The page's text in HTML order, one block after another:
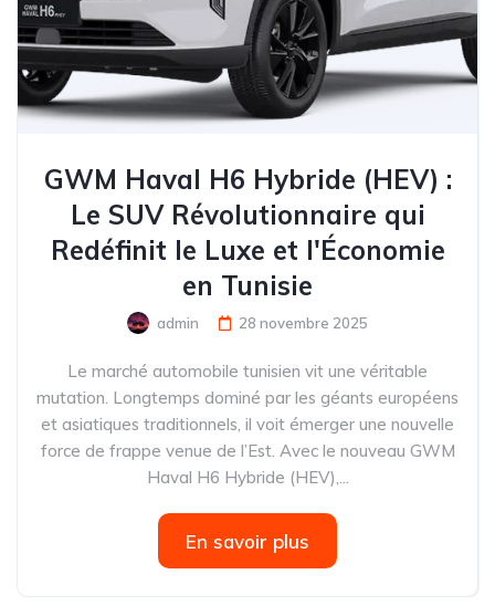
GWM Haval H6 Hybride (HEV) :
Le SUV Révolutionnaire qui
Redéfinit le Luxe et l'Économie
en Tunisie
admin 28 novembre 2025
Le marché automobile tunisien vit une véritable
mutation. Longtemps dominé par les géants européens
et asiatiques traditionnels, il voit émerger une nouvelle
force de frappe venue de l’Est. Avec le nouveau GWM
Haval H6 Hybride (HEV),...
En savoir plus